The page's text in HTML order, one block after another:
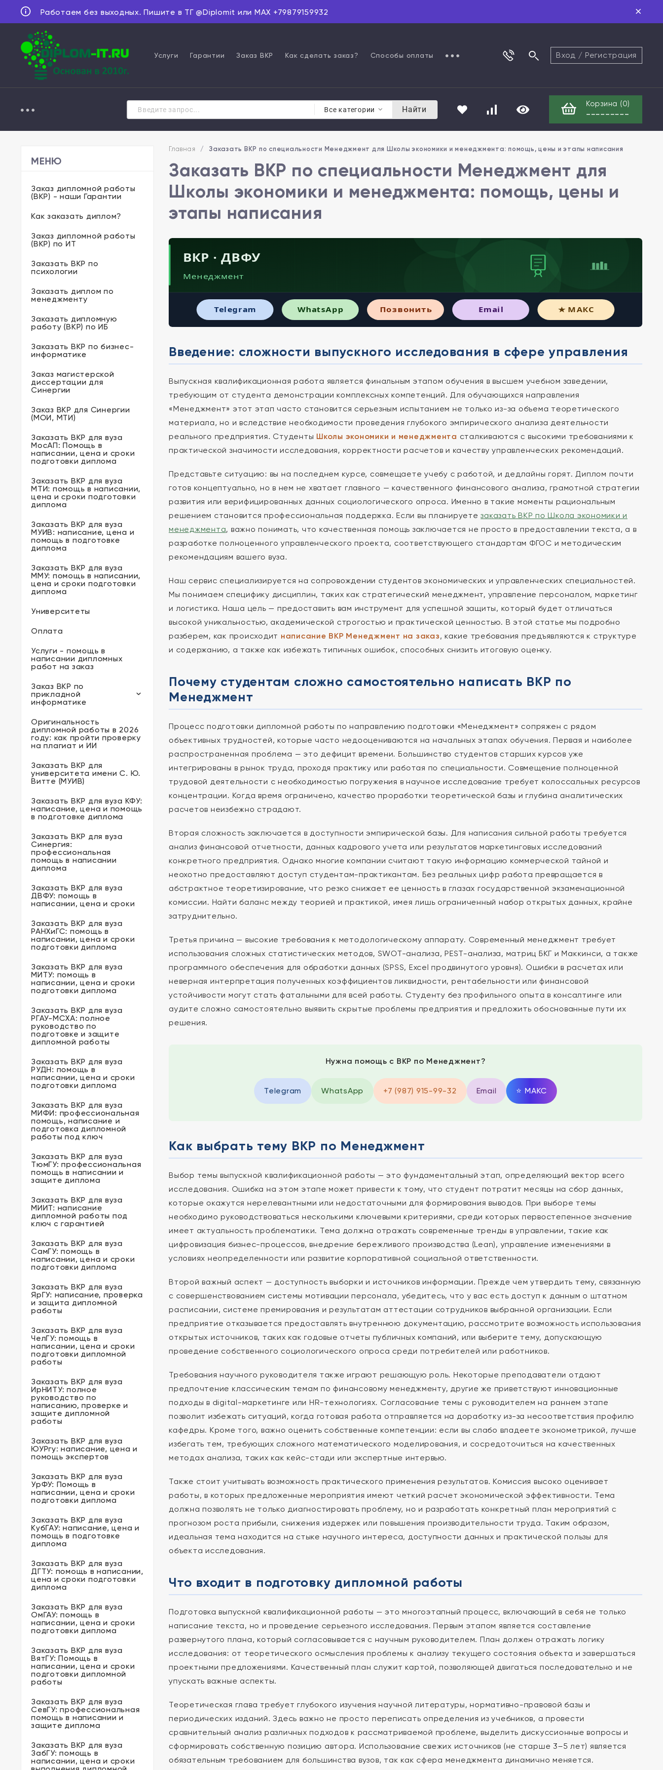
Работаем без выходных. Пишите в ТГ @Diplomit или MAX +79879159932
Услуги Гарантии Заказ ВКР Как сделать заказ? Способы оплаты Вход / Регистрация
Все категории Найти
Корзина (0)
---------
МЕНЮ
Заказ дипломной работы
(ВКР) - наши Гарантии
Как заказать диплом?
Заказ дипломной работы
(ВКР) по ИТ
Заказать ВКР по
психологии
Заказать диплом по
менеджменту
Заказать дипломную
работу (ВКР) по ИБ
Заказать ВКР по бизнес-
информатике
Заказ магистерской
диссертации для
Синергии
Заказ ВКР для Синергии
(МОИ, МТИ)
Заказать ВКР для вуза
МосАП: Помощь в
написании, цена и сроки
подготовки диплома
Заказать ВКР для вуза
МТИ: помощь в написании,
цена и сроки подготовки
диплома
Заказать ВКР для вуза
МУИВ: написание, цена и
помощь в подготовке
диплома
Заказать ВКР для вуза
ММУ: помощь в написании,
цена и сроки подготовки
диплома
Университеты
Оплата
Услуги - помощь в
написании дипломных
работ на заказ
Заказ ВКР по
прикладной
информатике
Оригинальность
дипломной работы в 2026
году: как пройти проверку
на плагиат и ИИ
Заказать ВКР для
университета имени С. Ю.
Витте (МУИВ)
Заказать ВКР для вуза КФУ:
написание, цена и помощь
в подготовке диплома
Заказать ВКР для вуза
Синергия:
профессиональная
помощь в написании
диплома
Заказать ВКР для вуза
ДВФУ: помощь в
написании, цена и сроки
Заказать ВКР для вуза
РАНХиГС: помощь в
написании, цена и сроки
подготовки диплома
Заказать ВКР для вуза
МИТУ: помощь в
написании, цена и сроки
подготовки диплома
Заказать ВКР для вуза
РГАУ-МСХА: полное
руководство по
подготовке и защите
дипломной работы
Заказать ВКР для вуза
РУДН: помощь в
написании, цена и сроки
подготовки диплома
Заказать ВКР для вуза
МИФИ: профессиональная
помощь, написание и
подготовка дипломной
работы под ключ
Заказать ВКР для вуза
ТюмГУ: профессиональная
помощь в написании и
защите диплома
Заказать ВКР для вуза
МИИТ: написание
дипломной работы под
ключ с гарантией
Заказать ВКР для вуза
СамГУ: помощь в
написании, цена и сроки
подготовки диплома
Заказать ВКР для вуза
ЯрГУ: написание, проверка
и защита дипломной
работы
Заказать ВКР для вуза
ЧелГУ: помощь в
написании, цена и сроки
подготовки дипломной
работы
Заказать ВКР для вуза
ИрНИТУ: полное
руководство по
написанию, проверке и
защите дипломной
работы
Заказать ВКР для вуза
ЮУРгу: написание, цена и
помощь экспертов
Заказать ВКР для вуза
УрФУ: Помощь в
написании, цена и сроки
подготовки диплома
Заказать ВКР для вуза
КубГАУ: написание, цена и
помощь в подготовке
диплома
Заказать ВКР для вуза
ДГТУ: помощь в написании,
цена и сроки подготовки
диплома
Заказать ВКР для вуза
ОмГАУ: помощь в
написании, цена и сроки
подготовки диплома
Заказать ВКР для вуза
ВятГУ: Помощь в
написании, цена и сроки
подготовки дипломной
работы
Заказать ВКР для вуза
СевГУ: профессиональная
помощь в написании и
защите диплома
Заказать ВКР для вуза
ЗабГУ: помощь в
написании, цена и сроки
Главная / Заказать ВКР по специальности Менеджмент для Школы экономики и менеджмента: помощь, цены и этапы написания
Заказать ВКР по специальности Менеджмент для
Школы экономики и менеджмента: помощь, цены и
этапы написания
ВКР · ДВФУ
Менеджмент
Telegram WhatsApp Позвонить Email ★ МАКС
Введение: сложности выпускного исследования в сфере управления
Выпускная квалификационная работа является финальным этапом обучения в высшем учебном заведении,
требующим от студента демонстрации комплексных компетенций. Для обучающихся направления
«Менеджмент» этот этап часто становится серьезным испытанием не только из-за объема теоретического
материала, но и вследствие необходимости проведения глубокого эмпирического анализа деятельности
реального предприятия. Студенты Школы экономики и менеджмента сталкиваются с высокими требованиями к
практической значимости исследования, корректности расчетов и качеству управленческих рекомендаций.
Представьте ситуацию: вы на последнем курсе, совмещаете учебу с работой, и дедлайны горят. Диплом почти
готов концептуально, но в нем не хватает главного — качественного финансового анализа, грамотной стратегии
развития или верифицированных данных социологического опроса. Именно в такие моменты рациональным
решением становится профессиональная поддержка. Если вы планируетезаказать ВКР по Школа экономики и
менеджмента, важно понимать, что качественная помощь заключается не просто в предоставлении текста, а в
разработке полноценного управленческого проекта, соответствующего стандартам ФГОС и методическим
рекомендациям вашего вуза.
Наш сервис специализируется на сопровождении студентов экономических и управленческих специальностей.
Мы понимаем специфику дисциплин, таких как стратегический менеджмент, управление персоналом, маркетинг
и логистика. Наша цель — предоставить вам инструмент для успешной защиты, который будет отличаться
высокой уникальностью, академической строгостью и практической ценностью. В этой статье мы подробно
разберем, как происходит написание ВКР Менеджмент на заказ, какие требования предъявляются к структуре
и содержанию, а также как избежать типичных ошибок, способных снизить итоговую оценку.
Почему студентам сложно самостоятельно написать ВКР по
Менеджмент
Процесс подготовки дипломной работы по направлению подготовки «Менеджмент» сопряжен с рядом
объективных трудностей, которые часто недооцениваются на начальных этапах обучения. Первая и наиболее
распространенная проблема — это дефицит времени. Большинство студентов старших курсов уже
интегрированы в рынок труда, проходя практику или работая по специальности. Совмещение полноценной
трудовой деятельности с необходимостью погружения в научное исследование требует колоссальных ресурсов
концентрации. Когда время ограничено, качество проработки теоретической базы и глубина аналитических
расчетов неизбежно страдают.
Вторая сложность заключается в доступности эмпирической базы. Для написания сильной работы требуется
анализ финансовой отчетности, данных кадрового учета или результатов маркетинговых исследований
конкретного предприятия. Однако многие компании считают такую информацию коммерческой тайной и
неохотно предоставляют доступ студентам-практикантам. Без реальных цифр работа превращается в
абстрактное теоретизирование, что резко снижает ее ценность в глазах государственной экзаменационной
комиссии. Найти баланс между теорией и практикой, имея лишь ограниченный набор открытых данных, крайне
затруднительно.
Третья причина — высокие требования к методологическому аппарату. Современный менеджмент требует
использования сложных статистических методов, SWOT-анализа, PEST-анализа, матриц БКГ и Маккинси, а также
программного обеспечения для обработки данных (SPSS, Excel продвинутого уровня). Ошибки в расчетах или
неверная интерпретация полученных коэффициентов ликвидности, рентабельности или финансовой
устойчивости могут стать фатальными для всей работы. Студенту без профильного опыта в консалтинге или
аудите сложно самостоятельно выявить скрытые проблемы предприятия и предложить обоснованные пути их
решения.
Нужна помощь с ВКР по Менеджмент?
Telegram WhatsApp +7 (987) 915-99-32 Email ⭐ MAКС
Как выбрать тему ВКР по Менеджмент
Выбор темы выпускной квалификационной работы — это фундаментальный этап, определяющий вектор всего
исследования. Ошибка на этом этапе может привести к тому, что студент потратит месяцы на сбор данных,
которые окажутся нерелевантными или недостаточными для формирования выводов. При выборе темы
необходимо руководствоваться несколькими ключевыми критериями, среди которых первостепенное значение
имеет актуальность проблематики. Тема должна отражать современные тренды в управлении, такие как
цифровизация бизнес-процессов, внедрение бережливого производства (Lean), управление изменениями в
условиях неопределенности или развитие корпоративной социальной ответственности.
Второй важный аспект — доступность выборки и источников информации. Прежде чем утвердить тему, связанную
с совершенствованием системы мотивации персонала, убедитесь, что у вас есть доступ к данным о штатном
расписании, системе премирования и результатам аттестации сотрудников выбранной организации. Если
предприятие отказывается предоставлять внутреннюю документацию, рассмотрите возможность использования
открытых источников, таких как годовые отчеты публичных компаний, или выберите тему, допускающую
проведение собственного социологического опроса среди потребителей или работников.
Требования научного руководителя также играют решающую роль. Некоторые преподаватели отдают
предпочтение классическим темам по финансовому менеджменту, другие же приветствуют инновационные
подходы в digital-маркетинге или HR-технологиях. Согласование темы с руководителем на раннем этапе
позволит избежать ситуаций, когда готовая работа отправляется на доработку из-за несоответствия профилю
кафедры. Кроме того, важно оценить собственные компетенции: если вы слабо владеете эконометрикой, лучше
избегать тем, требующих сложного математического моделирования, и сосредоточиться на качественных
методах анализа, таких как кейс-стади или экспертные интервью.
Также стоит учитывать возможность практического применения результатов. Комиссия высоко оценивает
работы, в которых предложенные мероприятия имеют четкий расчет экономической эффективности. Тема
должна позволять не только диагностировать проблему, но и разработать конкретный план мероприятий с
прогнозом роста прибыли, снижения издержек или повышения производительности труда. Таким образом,
идеальная тема находится на стыке научного интереса, доступности данных и практической пользы для
объекта исследования.
Что входит в подготовку дипломной работы
Подготовка выпускной квалификационной работы — это многоэтапный процесс, включающий в себя не только
написание текста, но и проведение серьезного исследования. Первым этапом является составление
развернутого плана, который согласовывается с научным руководителем. План должен отражать логику
исследования: от теоретического осмысления проблемы к анализу текущего состояния объекта и завершаться
проектными предложениями. Качественный план служит картой, позволяющей двигаться последовательно и не
упускать важные аспекты.
Теоретическая глава требует глубокого изучения научной литературы, нормативно-правовой базы и
периодических изданий. Здесь важно не просто переписать определения из учебников, а провести
сравнительный анализ различных подходов к рассматриваемой проблеме, выделить дискуссионные вопросы и
сформировать собственную позицию автора. Использование свежих источников (не старше 3–5 лет) является
обязательным требованием для большинства вузов, так как сфера менеджмента динамично меняется.